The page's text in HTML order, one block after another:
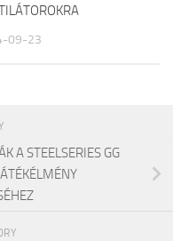
09-23
A STEELSERIES GG